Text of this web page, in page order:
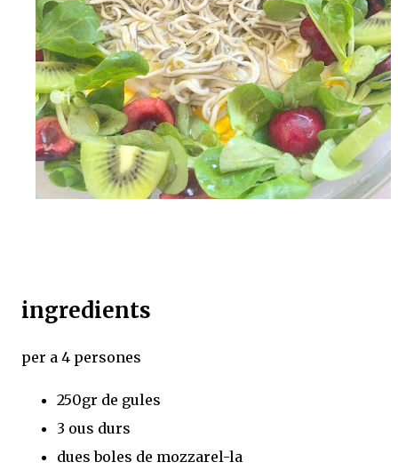
ingredients
per a 4 persones
250gr de gules
3 ous durs
dues boles de mozzarel-la